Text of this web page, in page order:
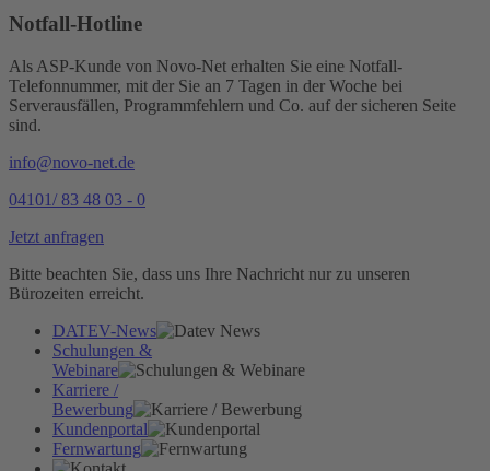
Notfall-Hotline
Als ASP-Kunde von Novo-Net erhalten Sie eine Notfall-
Telefonnummer, mit der Sie an 7 Tagen in der Woche bei
Serverausfällen, Programmfehlern und Co. auf der sicheren Seite
sind.
info@novo-net.de
04101/ 83 48 03 - 0
Jetzt anfragen
Bitte beachten Sie, dass uns Ihre Nachricht nur zu unseren
Bürozeiten erreicht.
DATEV-News
Schulungen &
Webinare
Karriere /
Bewerbung
Kundenportal
Fernwartung